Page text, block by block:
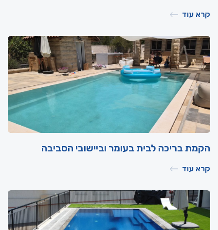
קרא עוד
הקמת בריכה לבית בעומר וביישובי הסביבה
קרא עוד